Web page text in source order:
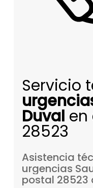
Servicio
Duval
28523
Asistencia
urgencias
postal 28523